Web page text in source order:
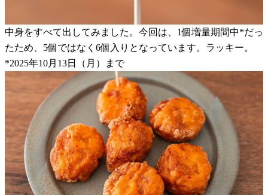
中身をすべて出してみました。今回は、1個増量期間中*だっ
たため、5個ではなく6個入りとなっています。ラッキー。
*2025年10月13日（月）まで